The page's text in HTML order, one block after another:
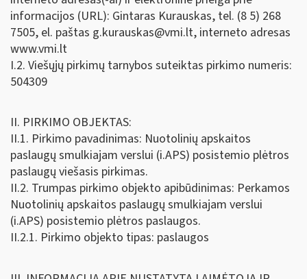
informacijos (URL): Gintaras Kurauskas, tel. (8 5) 268
7505, el. paštas g.kurauskas@vmi.lt, interneto adresas
www.vmi.lt
I.2. Viešųjų pirkimų tarnybos suteiktas pirkimo numeris:
504309
II. PIRKIMO OBJEKTAS:
II.1. Pirkimo pavadinimas: Nuotolinių apskaitos
paslaugų smulkiajam verslui (i.APS) posistemio plėtros
paslaugų viešasis pirkimas.
II.2. Trumpas pirkimo objekto apibūdinimas: Perkamos
Nuotolinių apskaitos paslaugų smulkiajam verslui
(i.APS) posistemio plėtros paslaugos.
II.2.1. Pirkimo objekto tipas: paslaugos